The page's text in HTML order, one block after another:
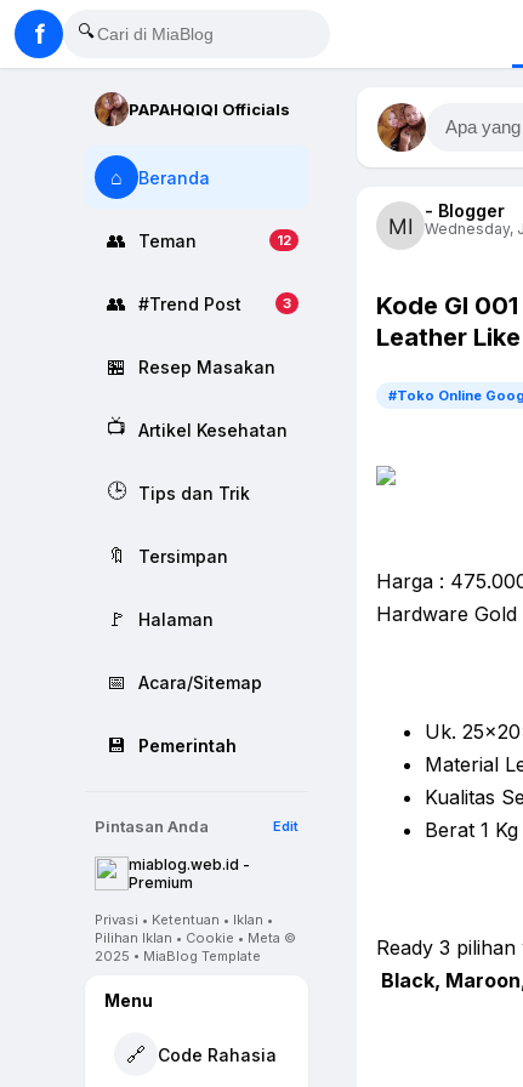
f 🔍
PAPAHQIQI Officials
⌂ Beranda
👥 Teman 12
👥 #Trend Post 3
🏪 Resep Masakan
📺 Artikel Kesehatan
🕒 Tips dan Trik
🔖 Tersimpan
🚩 Halaman
📅 Acara/Sitemap
💾 Pemerintah
Pintasan Anda Edit
miablog.web.id -
Premium
Privasi • Ketentuan • Iklan •
Pilihan Iklan • Cookie • Meta ©
2025 • MiaBlog Template
Menu
🔗 Code Rahasia
Apa
- Blogger
Wednesday,
Kode GI
Leather
#Toko Online
Harga :
Hardware
Uk.
Material
Kualitas
Berat 1 Kg
Ready 3 pilihan
Black,